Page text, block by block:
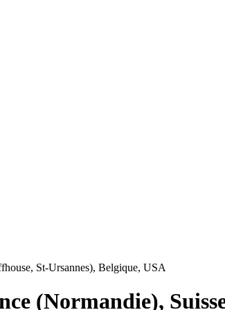
St-Ursannes), Belgique, USA
(Normandie),